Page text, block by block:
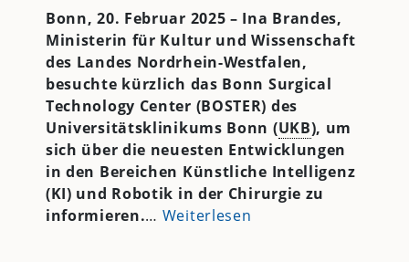
Bonn, 20. Februar 2025 – Ina Brandes,
Ministerin für Kultur und Wissenschaft
des Landes Nordrhein-Westfalen,
besuchte kürzlich das Bonn Surgical
Technology Center (BOSTER) des
Universitätsklinikums Bonn (UKB), um
sich über die neuesten Entwicklungen
in den Bereichen Künstliche Intelligenz
(KI) und Robotik in der Chirurgie zu
informieren.… Weiterlesen